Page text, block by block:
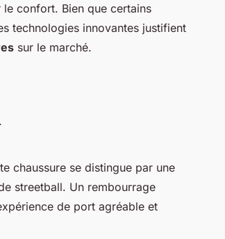
le confort. Bien que certains
technologies innovantes justifient
sur le marché.
.
chaussure se distingue par une
streetball. Un rembourrage
de port agréable et